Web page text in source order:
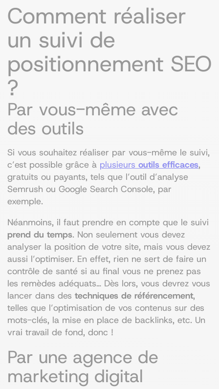
Comment réaliser
un suivi de
positionnement SEO
?
Par vous-même avec
des outils
Si vous souhaitez réaliser par vous-même le suivi,
c’est possible grâce à plusieurs outils efficaces,
gratuits ou payants, tels que l’outil d’analyse
Semrush ou Google Search Console, par
exemple.
Néanmoins, il faut prendre en compte que le suivi
prend du temps. Non seulement vous devez
analyser la position de votre site, mais vous devez
aussi l’optimiser. En effet, rien ne sert de faire un
contrôle de santé si au final vous ne prenez pas
les remèdes adéquats… Dès lors, vous devrez vous
lancer dans des techniques de référencement,
telles que l’optimisation de vos contenus sur des
mots-clés, la mise en place de backlinks, etc. Un
vrai travail de fond, donc !
Par une agence de
marketing digital